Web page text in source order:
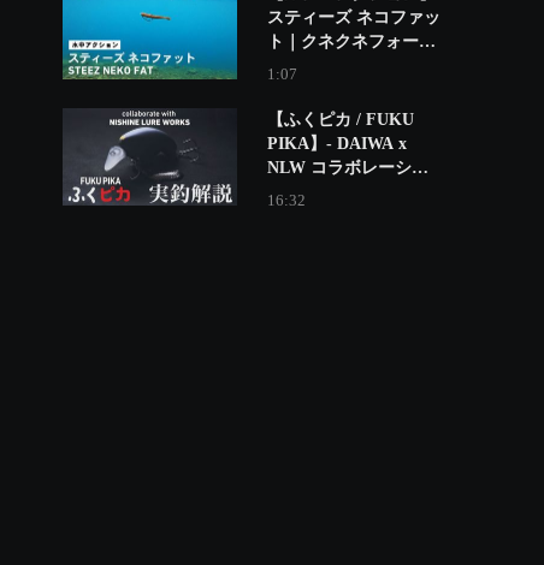
スティーズ ネコファッ
ト｜クネクネフォール
する 多彩に使える高比
1:07
【ふくピカ / FUKU
PIKA】- DAIWA x
NLW コラボレーショ
ンルアー
16:32